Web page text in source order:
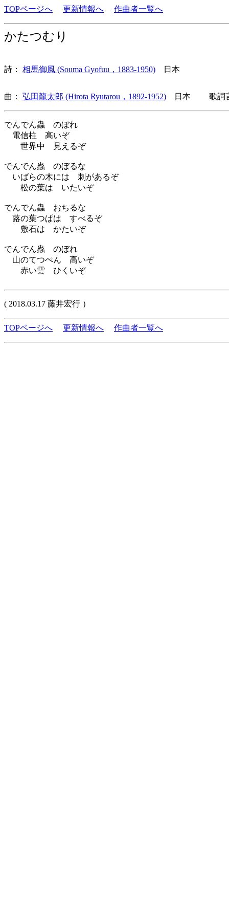
TOPページへ 更新情報へ 作曲者一覧へ
かたつむり
詩： 相馬御風 (Souma Gyofuu，1883-1950) 日本
曲： 弘田龍太郎 (Hirota Ryutarou，1892-1952) 日本 歌詞言
でんでん蟲 のぼれ
電信柱 高いぞ
世界中 見えるぞ
でんでん蟲 のぼるな
いばらの木には 刺があるぞ
松の葉は いたいぞ
でんでん蟲 おちるな
蕗の葉つぱは すべるぞ
敷石は かたいぞ
でんでん蟲 のぼれ
山のてつぺん 高いぞ
赤い雲 ひくいぞ
( 2018.03.17 藤井宏行 ）
TOPページへ 更新情報へ 作曲者一覧へ